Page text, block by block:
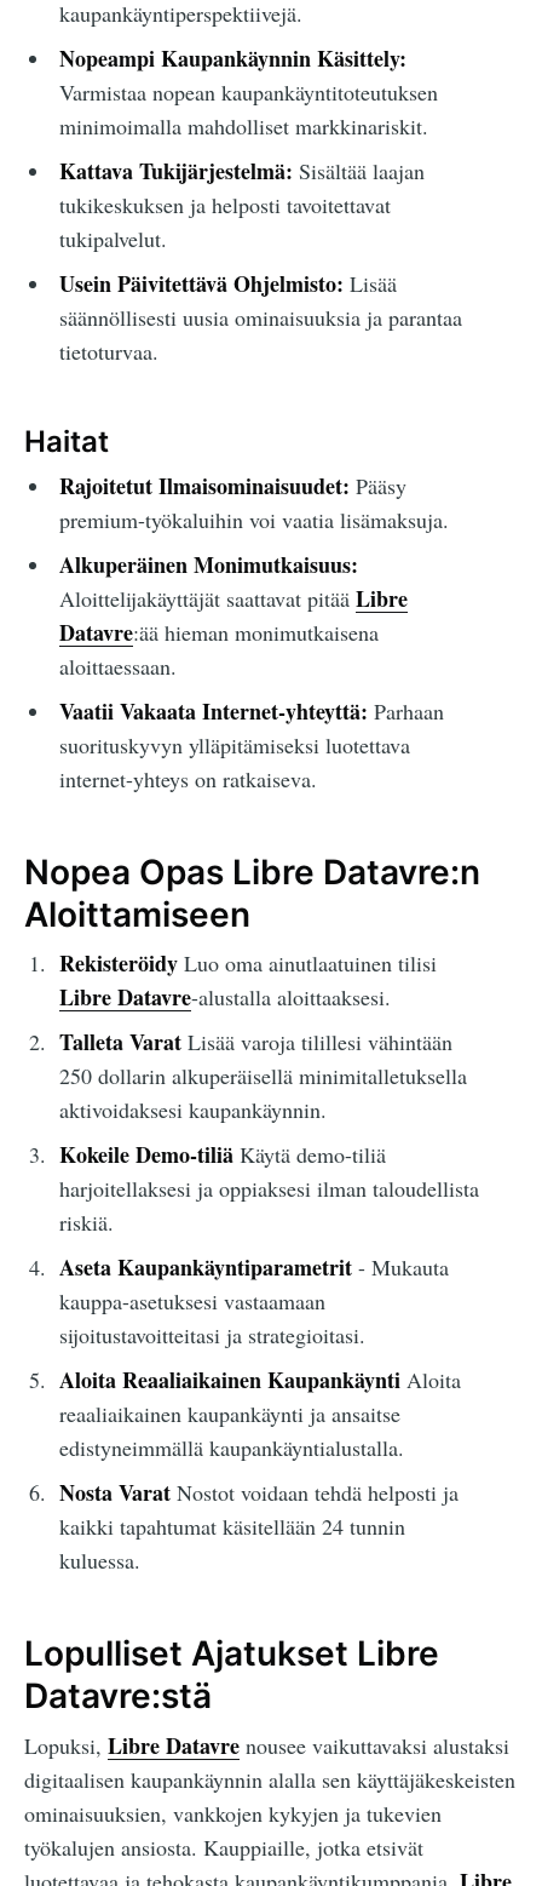
kaupankäyntiperspektiivejä.
Nopeampi Kaupankäynnin Käsittely:
Varmistaa nopean kaupankäyntitoteutuksen
minimoimalla mahdolliset markkinariskit.
Kattava Tukijärjestelmä: Sisältää laajan
tukikeskuksen ja helposti tavoitettavat
tukipalvelut.
Usein Päivitettävä Ohjelmisto: Lisää
säännöllisesti uusia ominaisuuksia ja parantaa
tietoturvaa.
Haitat
Rajoitetut Ilmaisominaisuudet: Pääsy
premium-työkaluihin voi vaatia lisämaksuja.
Alkuperäinen Monimutkaisuus:
Aloittelijakäyttäjät saattavat pitää Libre
Datavre:ää hieman monimutkaisena
aloittaessaan.
Vaatii Vakaata Internet-yhteyttä: Parhaan
suorituskyvyn ylläpitämiseksi luotettava
internet-yhteys on ratkaiseva.
Nopea Opas Libre Datavre:n
Aloittamiseen
RekisteröidyLuo oma ainutlaatuinen tilisi
Libre Datavre-alustalla aloittaaksesi.
Talleta VaratLisää varoja tilillesi vähintään
250 dollarin alkuperäisellä minimitalletuksella
aktivoidaksesi kaupankäynnin.
Kokeile Demo-tiliäKäytä demo-tiliä
harjoitellaksesi ja oppiaksesi ilman taloudellista
riskiä.
Aseta Kaupankäyntiparametrit- Mukauta
kauppa-asetuksesi vastaamaan
sijoitustavoitteitasi ja strategioitasi.
Aloita Reaaliaikainen KaupankäyntiAloita
reaaliaikainen kaupankäynti ja ansaitse
edistyneimmällä kaupankäyntialustalla.
Nosta VaratNostot voidaan tehdä helposti ja
kaikki tapahtumat käsitellään 24 tunnin
kuluessa.
Lopulliset Ajatukset Libre
Datavre:stä
Lopuksi, Libre Datavre nousee vaikuttavaksi alustaksi
digitaalisen kaupankäynnin alalla sen käyttäjäkeskeisten
ominaisuuksien, vankkojen kykyjen ja tukevien
työkalujen ansiosta. Kauppiaille, jotka etsivät